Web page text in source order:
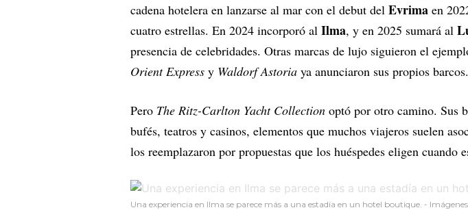
cadena hotelera en lanzarse al mar con el debut del Evrima en
cuatro estrellas. En 2024 incorporó al Ilma, y en 2025 sumará al
presencia de celebridades. Otras marcas de lujo siguieron el
Orient Express y Waldorf Astoria ya anunciaron sus propios barcos.
Pero The Ritz-Carlton Yacht Collection optó por otro camino. Sus
bufés, teatros y casinos, elementos que muchos viajeros suelen
los reemplazaron por propuestas que los huéspedes eligen cuando
Una experiencia en Ilma se parece más a una estadía en un hotel boutique. -